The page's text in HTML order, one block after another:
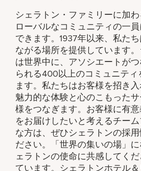
シェラトン・ファミリーに加
ローバルなコミュニティの一
できます。1937年以来、私た
ながる場所を提供しています
は世界中に、アソシエートが
られる400以上のコミュニティ
ます。私たちはお客様を招き入
魅力的な体験と心のこもった
様をつなぎます。お客様に有
をお届けしたいと考えるチー
な方は、ぜひシェラトンの採用
ださい。「世界の集いの場」
ェラトンの使命に共感してく
ています。シェラトンホテル